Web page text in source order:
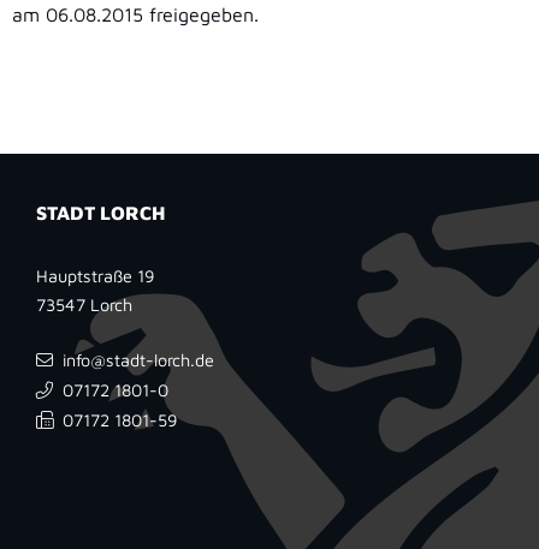
am 06.08.2015 freigegeben.
STADT LORCH
Hauptstraße 19
73547 Lorch
info@stadt-lorch.de
07172 1801-0
07172 1801-59